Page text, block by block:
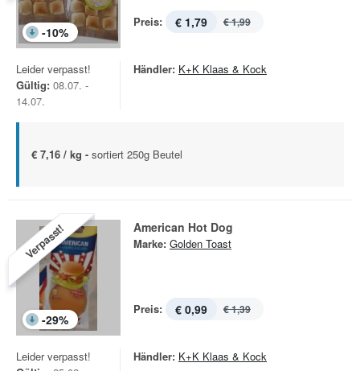
-10%
Preis: € 1,79 € 1,99
Leider verpasst!
Gültig: 08.07. -
14.07.
Händler: K+K Klaas & Kock
€ 7,16 / kg - sortiert 250g Beutel
Verpasst!
-29%
American Hot Dog
Marke: Golden Toast
Preis: € 0,99 € 1,39
Leider verpasst!
Händler: K+K Klaas & Kock